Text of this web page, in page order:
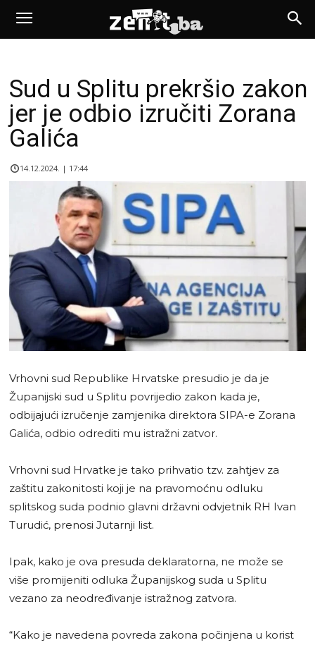
Sud u Splitu prekršio zakon
jer je odbio izručiti Zorana
Galića
14.12.2024. | 17:44
Vrhovni sud Republike Hrvatske presudio je da je
Županijski sud u Splitu povrijedio zakon kada je,
odbijajući izručenje zamjenika direktora SIPA-e Zorana
Galića, odbio odrediti mu istražni zatvor.
Vrhovni sud Hrvatke je tako prihvatio tzv. zahtjev za
zaštitu zakonitosti koji je na pravomoćnu odluku
splitskog suda podnio glavni državni odvjetnik RH Ivan
Turudić, prenosi Jutarnji list.
Ipak, kako je ova presuda deklaratorna, ne može se
više promijeniti odluka Županijskog suda u Splitu
vezano za neodređivanje istražnog zatvora.
“Kako je navedena povreda zakona počinjena u korist